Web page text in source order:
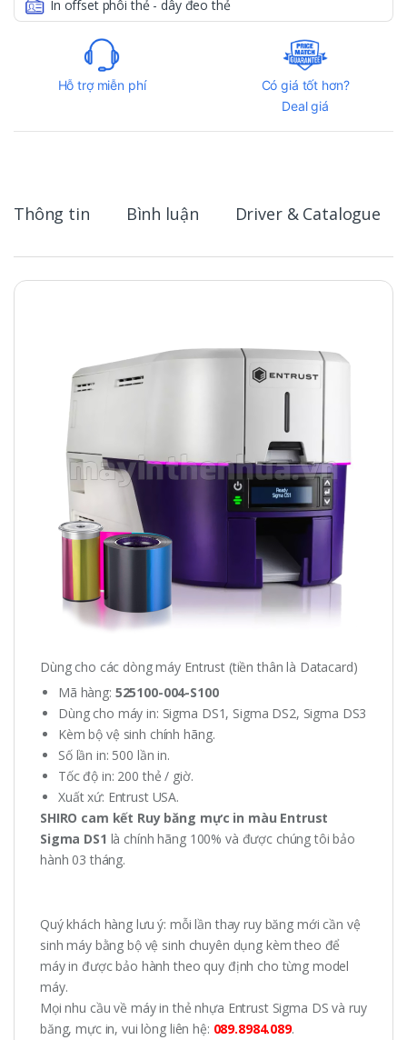
In offset phôi thẻ - dây đeo thẻ
Hỗ trợ miễn phí
Có giá tốt hơn?
Deal giá
Thông tin Bình luận Driver & Catalogue
Dùng cho các dòng máy Entrust (tiền thân là Datacard)
Mã hàng: 525100-004-S100
Dùng cho máy in: Sigma DS1, Sigma DS2, Sigma DS3
Kèm bộ vệ sinh chính hãng.
Số lần in: 500 lần in.
Tốc độ in: 200 thẻ / giờ.
Xuất xứ: Entrust USA.
SHIRO cam kết Ruy băng mực in màu Entrust
Sigma DS1 là chính hãng 100% và được chúng tôi bảo
hành 03 tháng.
Quý khách hàng lưu ý: mỗi lần thay ruy băng mới cần vệ
sinh máy bằng bộ vệ sinh chuyên dụng kèm theo để
máy in được bảo hành theo quy định cho từng model
máy.
Mọi nhu cầu về máy in thẻ nhựa Entrust Sigma DS và ruy
băng, mực in, vui lòng liên hệ: 089.8984.089.